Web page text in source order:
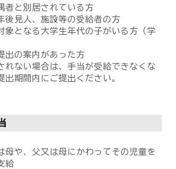
者と別居されている方
後見人、施設等の受給者の方
象となる大学生年代の子がいる方（学
出の案内があった方
ない場合は、手当が受給できなくな
出期間内にご提出ください。
や、父又は母にかわってその児童を
給